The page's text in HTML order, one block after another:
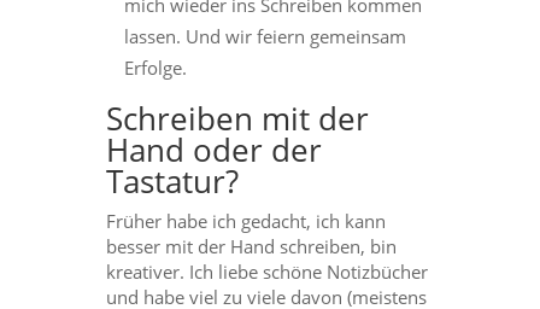
lassen. Und wir feiern gemeinsam
Erfolge.
Schreiben mit der
Hand oder der
Tastatur?
Früher habe ich gedacht, ich kann
besser mit der Hand schreiben, bin
kreativer. Ich liebe schöne Notizbücher
und habe viel zu viele davon (meistens